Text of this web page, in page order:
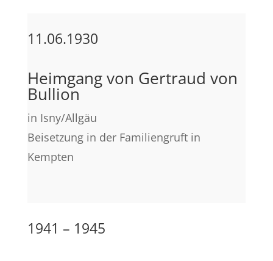
11.06.1930
Heimgang von Gertraud von
Bullion
in Isny/Allgäu
Beisetzung in der Familiengruft in
Kempten
1941 – 1945